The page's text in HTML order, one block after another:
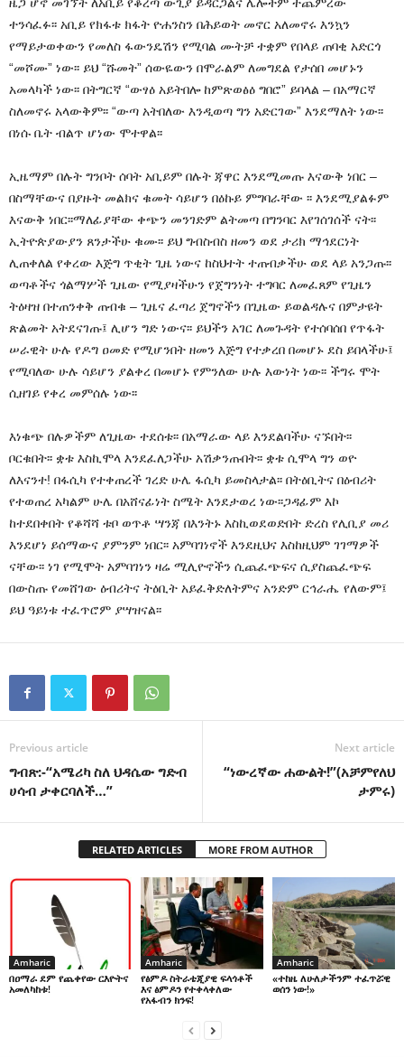
ተንሳፈፉ፡፡ አቢይ የክፋቱ ክፋት ዮሐንስን በሕይወት መኖር አለመኖሩ እንኳን
የማይታወቀውን የመለስ ፋውንዴሽን የሚባል ሙትቻ ተቋም የበላይ ጠባቂ አድርጎ
“መሾሙ” ነው፡፡ ይህ “ሹመት” ሰውዬውን በሞራልም ለመግደል የታሰበ መሆኑን
አመላካች ነው፡፡ በትግርኛ “ውፃዕ አይትበሎ ከምጽወፅዕ ግበሮ” ይባላል – በአማርኛ
ስለመኖሩ አላውቅም፡፡ “ውጣ አትበለው እንዲወጣ ግን አድርገው” እንደማለት ነው፡፡
በነሱ ቤት ብልጥ ሆነው ሞተዋል፡፡
ኢዜማም በሉት ግንቦት ሰባት አቢይም በሉት ጃዋር እንደሚመጡ እናውቅ ነበር –
በስማቸውና በያዙት መልክና ቁመት ሳይሆን በዕኩይ ምግባራቸው ፡፡ እንደሚያልፉም
እናውቅ ነበር፡፡ማለፊያቸው ቀጭን መንገድም ልትመጣ በግንባር እየገሰገሰች ናት፡፡
ኢትዮጵያውያን ጸንታችሁ ቁሙ፡፡ ይህ ግብስብስ ዘመን ወደ ታሪክ ማኅደርነት
ሊጠቀለል የቀረው እጅግ ጥቂት ጊዜ ነውና ከስህተት ተጠብቃችሁ ወደ ላይ አንጋጡ፡፡
ወጣቶችና ጎልማሦች ጊዜው የሚያዛችሁን የጀግንነት ተግባር ለመፈጸም የጊዜን
ትዕዛዝ በተጠንቀቅ ጠብቁ – ጊዜና ፈጣሪ ጀግኖችን በጊዜው ይወልዳሉና በምታዩት
ጽልመት አትደናገጡ፤ ሊሆን ግድ ነውና፡፡ ይህችን አገር ለመጉዳት የተሰባሰበ የጥፋት
ሠራዊት ሁሉ የዶግ ዐመድ የሚሆንበት ዘመን እጅግ የተቃረበ በመሆኑ ደስ ይበላችሁ፤
የሚባለው ሁሉ ሳይሆን ያልቀረ በመሆኑ የምንለው ሁሉ እውነት ነው፡፡ ችግሩ ሞት
ሲዘገይ የቀረ መምሰሉ ነው፡፡
እነቁጭ በሉዎችም ለጊዜው ተደሰቱ፡፡ በአማራው ላይ እንደልባችሁ ናኙበት፡፡
ቦርቁበት፡፡ ቋቱ እስኪሞላ እንደፈለጋችሁ አሽቃንጡበት፡፡ ቋቱ ሲሞላ ግን ወዮ
ለእናንተ! በፋሲካ የተቀጠረች ገረድ ሁሌ ፋሲካ ይመስላታል፡፡ በትዕቢትና በዕብሪት
የተወጠረ አካልም ሁሌ በአሸናፊነት ስሜት እንደታወረ ነው፡፡ጋዳፊም እኮ
ከተደበቀበት የቆሻሻ ቱቦ ወጥቶ ሣንጃ በእንትኑ እስኪወደወድበት ድረስ የሊቢያ መሪ
እንደሆነ ይሰማውና ያምንም ነበር፡፡ አምባገነኖች እንደዚህና እስከዚህም ገገማዎች
ናቸው፡፡ ነገ የሚሞት አምባገነን ዛሬ ሚሊዮኖችን ሲጨፈጭፍና ሲያስጨፈጭፍ
በውስጡ የመሸገው ዕብሪትና ትዕቢት አይፈቅድለትምና አንድም ርኅራሔ የለውም፤
ይህ ዓይነቱ ተፈጥሮም ያሣዝናል፡፡
Previous article
ግብጽ:-“አሜሪካ ስለ ህዳሴው ግድብ
ሀሳብ ታቀርባለች…”
Next article
“ነውረኛው ሐውልት!”(አቻምየለህ
ታምሩ)
RELATED ARTICLES MORE FROM AUTHOR
Amharic
በዐማራ ደም የጨቀየው ርእዮትና
አመለካከቱ!
Amharic
የፅምዶ ስትራቴጂያዊ ፍላጎቶች
እና ፅምዶን የተቀላቀለው
የአፋብን ክንፍ!
Amharic
«ተከዜ ለሁለታችንም ተፈጥሯዊ
ወሰን ነው!»